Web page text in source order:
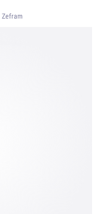
Zefram